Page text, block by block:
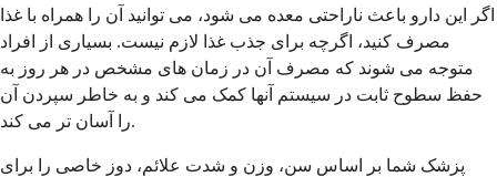
اگر این دارو باعث ناراحتی معده می شود، می توانید آن را همراه با غذا
مصرف کنید، اگرچه برای جذب غذا لازم نیست. بسیاری از افراد
متوجه می شوند که مصرف آن در زمان های مشخص در هر روز به
حفظ سطوح ثابت در سیستم آنها کمک می کند و به خاطر سپردن آن
را آسان تر می کند.
پزشک شما بر اساس سن، وزن و شدت علائم، دوز خاصی را برای